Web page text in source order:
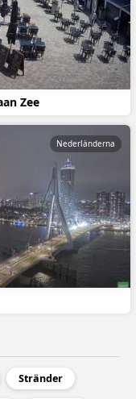
Zee
Nederländerna
Stränder